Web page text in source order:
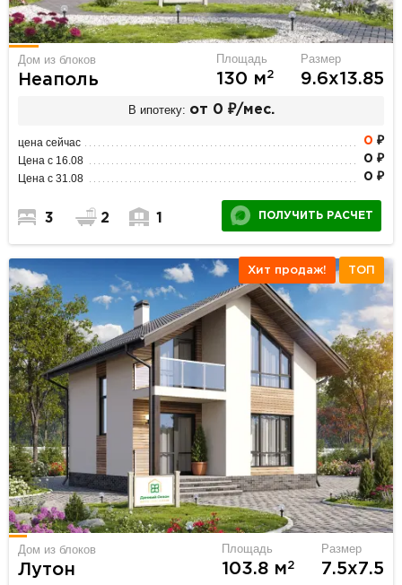
Дом из блоков
Неаполь
Площадь
130 м2
Размер
9.6х13.85
В ипотеку: от 0 ₽/мес.
цена сейчас 0 ₽
Цена с 16.08 0 ₽
Цена с 31.08 0 ₽
3 2 1 ПОЛУЧИТЬ РАСЧЕТ
Хит продаж! ТОП
Дом из блоков
Лутон
Площадь
103.8 м2
Размер
7.5х7.5